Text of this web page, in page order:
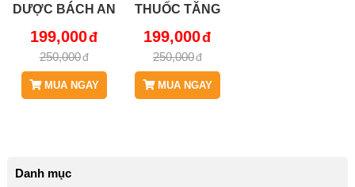
DƯỢC BÁCH AN
199,000
250,000
MUA NGAY
THUỐC TĂNG
KHỎE VÀ ĐIỀU
TRỊ CHỨNG DI
MỘNG TINH -
JD115
199,000
250,000
MUA NGAY
Danh mục